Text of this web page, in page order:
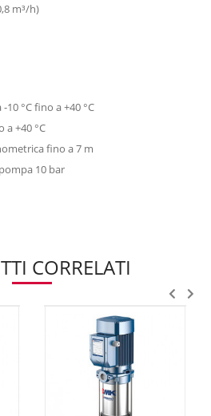
m³/h)
°C fino a +40 °C
+40 °C
fino a 7 m
10 bar
CORRELATI